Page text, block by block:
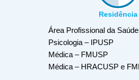
Residência
Área Profissional da Saúde
Psicologia – IPUSP
Médica – FMUSP
Médica – HRACUSP e